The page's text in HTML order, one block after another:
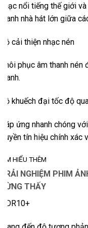
nhạc nổi tiếng thế giới
thanh nhà hát lớn giữa
Bộ cải thiện nhạc nén
Khôi phục âm thanh
thanh.
Bộ khuếch đại tốc độ
Đáp ứng nhanh chóng
truyền tín hiệu chính xác
TÌM HIỂU THÊM
TRẢI NGHIỆM PHIM
TỪNG THẤY
HDR10+